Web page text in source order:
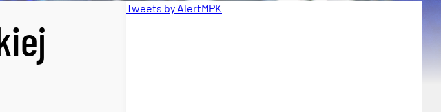
Tweets by AlertMPK